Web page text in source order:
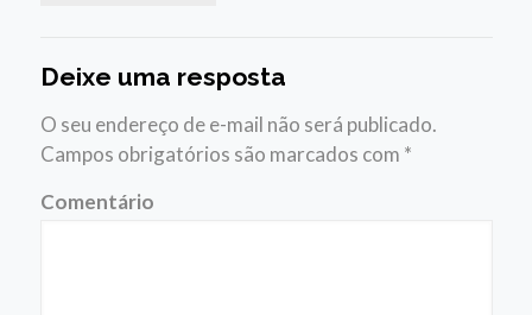
Deixe uma resposta
O seu endereço de e-mail não será publicado.
Campos obrigatórios são marcados com *
Comentário